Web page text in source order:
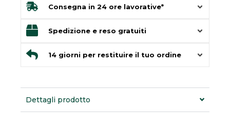
Consegna in 24 ore lavorative*
Spedizione e reso gratuiti
14 giorni per restituire il tuo ordine
Dettagli prodotto